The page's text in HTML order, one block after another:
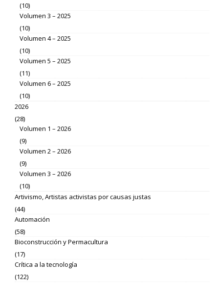
(10)
Volumen 3 – 2025
(10)
Volumen 4 – 2025
(10)
Volumen 5 – 2025
(11)
Volumen 6 – 2025
(10)
2026
(28)
Volumen 1 – 2026
(9)
Volumen 2 – 2026
(9)
Volumen 3 – 2026
(10)
Artivismo, Artistas activistas por causas justas
(44)
Automación
(58)
Bioconstrucción y Permacultura
(17)
Crítica a la tecnología
(122)